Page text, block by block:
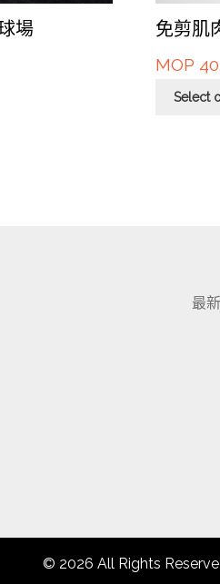
場 免剪肌
MOP
Select
最
© 2026 All Rights